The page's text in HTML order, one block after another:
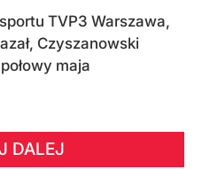
TVP3 Warszawa,
Czyszanowski
maja
DALEJ